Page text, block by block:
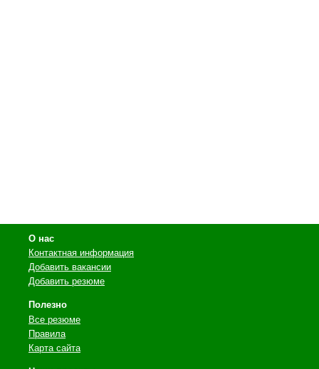
О нас
Контактная информация
Добавить вакансии
Добавить резюме
Полезно
Все резюме
Правила
Карта сайта